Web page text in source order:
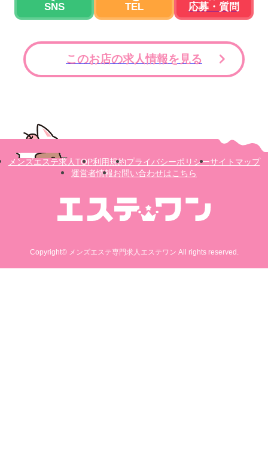
SNS TEL 応募・質問
このお店の求人情報を見る
メンズエステ求人TOP利用規約プライバシーポリシーサイトマップ
運営者情報お問い合わせはこちら
Copyright© メンズエステ専門求人エステワン All rights reserved.